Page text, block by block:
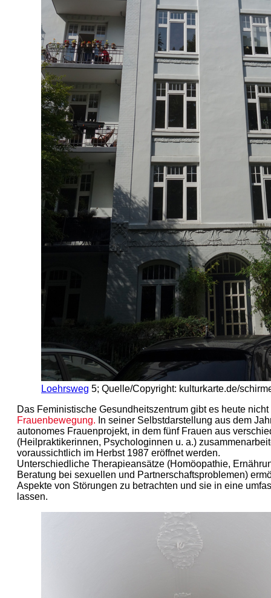
Loehrsweg 5; Quelle/Copyright: kulturkarte.de/
Das Feministische Gesundheitszentrum gibt es heute
Frauenbewegung. In seiner Selbstdarstellung aus dem
autonomes Frauenprojekt, in dem fünf Frauen aus
(Heilpraktikerinnen, Psychologinnen u. a.)
voraussichtlich im Herbst 1987 eröffnet werden.
Unterschiedliche Therapieansätze (Homöopathie,
Beratung bei sexuellen und Partnerschaftsproblemen)
Aspekte von Störungen zu betrachten und sie in eine
lassen.